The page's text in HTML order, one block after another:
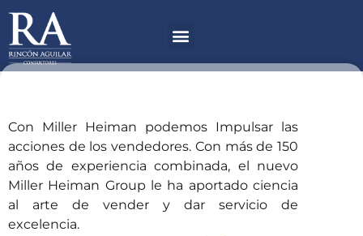
contenido
Menú
Con Miller Heiman podemos Impulsar las
acciones de los vendedores. Con más de 150
años de experiencia combinada, el nuevo
Miller Heiman Group le ha aportado ciencia
al arte de vender y dar servicio de
excelencia.